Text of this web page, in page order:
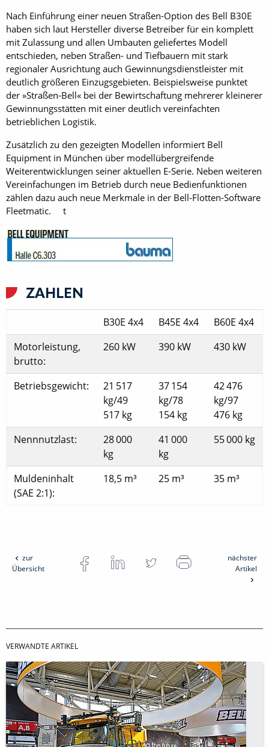
Nach Einführung einer neuen Straßen-Option des Bell B30E
haben sich laut Hersteller diverse Betreiber für ein komplett
mit Zulassung und allen Umbauten geliefertes Modell
entschieden, neben Straßen- und Tiefbauern mit stark
regionaler Ausrichtung auch Gewinnungsdienstleister mit
deutlich größeren Einzugsgebieten. Beispielsweise punktet
der »Straßen-Bell« bei der Bewirtschaftung mehrerer kleinerer
Gewinnungsstätten mit einer deutlich vereinfachten
betrieblichen Logistik.
Zusätzlich zu den gezeigten Modellen informiert Bell
Equipment in München über modellübergreifende
Weiterentwicklungen seiner aktuellen E-Serie. Neben weiteren
Vereinfachungen im Betrieb durch neue Bedienfunktionen
zählen dazu auch neue Merkmale in der Bell-Flotten-Software
Fleetmatic. t
ZAHLEN
B30E 4x4 B45E 4x4
B60E 4x4
Motorleistung,
brutto:
260 kW 390 kW 430 kW
Betriebsgewicht:
21 517
kg/49
517 kg
37 154
kg/78
154 kg
42 476
kg/97
476 kg
Nennnutzlast:
28 000
kg
41 000
kg
55 000 kg
Muldeninhalt
(SAE 2:1):
18,5 m³ 25 m³ 35 m³
zur
Übersicht
nächster
Artikel
VERWANDTE ARTIKEL